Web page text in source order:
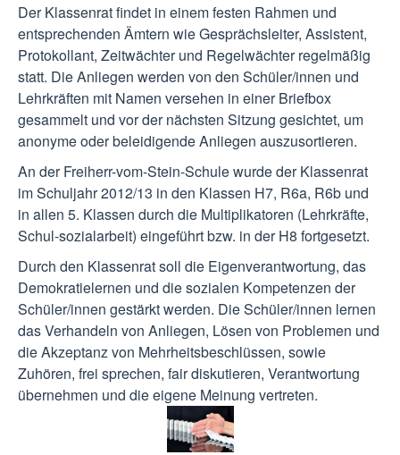
Der Klassenrat findet in einem festen Rahmen und
entsprechenden Ämtern wie Gesprächsleiter, Assistent,
Protokollant, Zeitwächter und Regelwächter regelmäßig
statt. Die Anliegen werden von den Schüler/innen und
Lehrkräften mit Namen versehen in einer Briefbox
gesammelt und vor der nächsten Sitzung gesichtet, um
anonyme oder beleidigende Anliegen auszusortieren.
An der Freiherr-vom-Stein-Schule wurde der Klassenrat
im Schuljahr 2012/13 in den Klassen H7, R6a, R6b und
in allen 5. Klassen durch die Multiplikatoren (Lehrkräfte,
Schul-sozialarbeit) eingeführt bzw. in der H8 fortgesetzt.
Durch den Klassenrat soll die Eigenverantwortung, das
Demokratielernen und die sozialen Kompetenzen der
Schüler/innen gestärkt werden. Die Schüler/innen lernen
das Verhandeln von Anliegen, Lösen von Problemen und
die Akzeptanz von Mehrheitsbeschlüssen, sowie
Zuhören, frei sprechen, fair diskutieren, Verantwortung
übernehmen und die eigene Meinung vertreten.